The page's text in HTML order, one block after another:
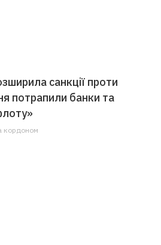
санкції проти
потрапили банки та
кордоном